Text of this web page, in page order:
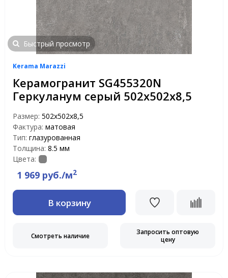
Быстрый просмотр
Kerama Marazzi
Керамогранит SG455320N
Геркуланум серый 502х502х8,5
Размер: 502х502х8,5
Фактура: матовая
Тип: глазурованная
Толщина: 8.5 мм
Цвета:
1 969 руб./м2
В корзину
Смотреть наличие
Запросить оптовую
цену